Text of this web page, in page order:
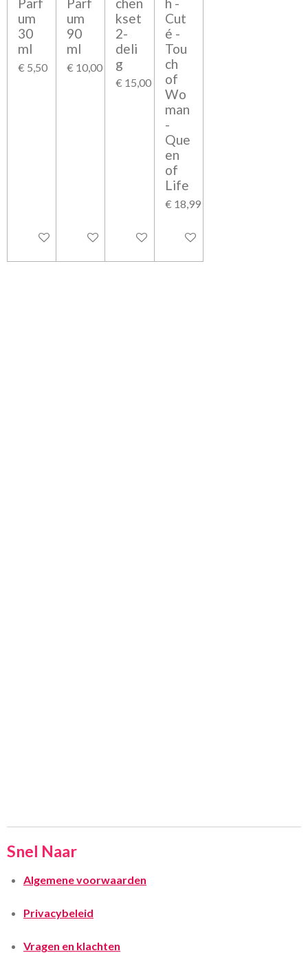
Parf
um
30
ml
€ 5,50
In winkelwagen
Parf
um
90
ml
€ 10,00
In winkelwagen
chen
kset
2-
deli
g
€ 15,00
Bekijk details
h -
Cut
é -
Tou
ch
of
Wo
man
-
Que
en
of
Life
€ 18,99
Bekijk details
Snel Naar
Algemene voorwaarden
Privacybeleid
Vragen en klachten